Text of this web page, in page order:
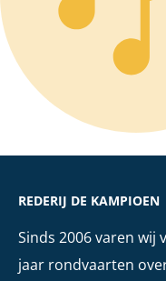
REDERIJ DE KAMPIOEN
Sinds 2006 varen wij
jaar rondvaarten